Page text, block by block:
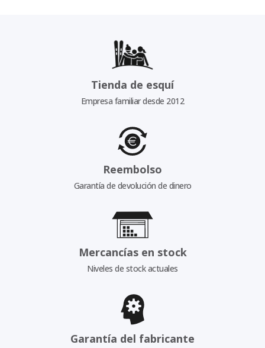
Tienda de esquí
Empresa familiar desde 2012
Reembolso
Garantía de devolución de dinero
Mercancías en stock
Niveles de stock actuales
Garantía del fabricante